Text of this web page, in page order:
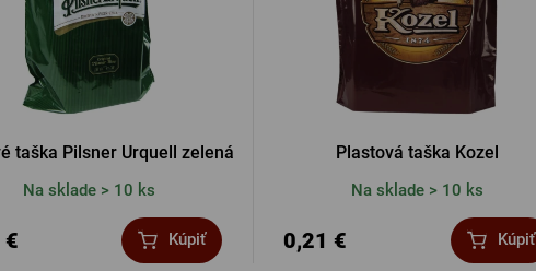
taška Pilsner Urquell zelená
Na sklade > 10 ks
€ Kúpiť
Plastová taška Kozel
Na sklade > 10 ks
0,21 € Kúpiť